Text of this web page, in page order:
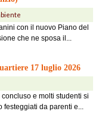
con il nuovo Piano del
che ne sposa il...
17 luglio 2026
e molti studenti si
festeggiati da parenti e...